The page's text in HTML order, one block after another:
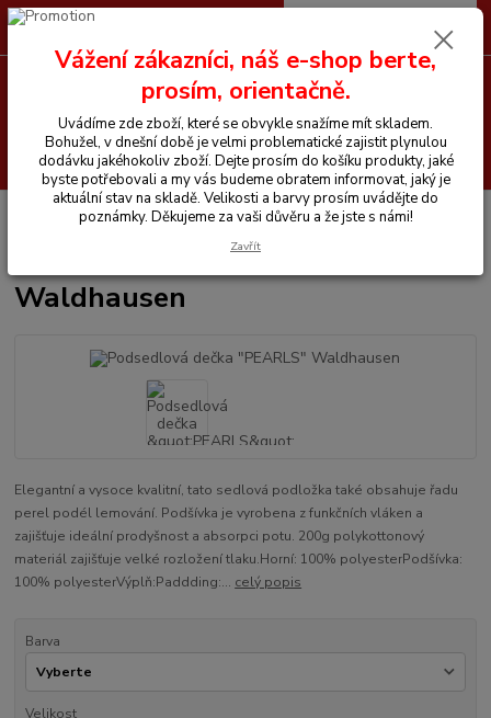
Hledat
+420 605 255 500 0 Kč
Vše pro koně Podsedlová dečka "PEARLS" Waldhausen
Podsedlová dečka "PEARLS"
Waldhausen
Elegantní a vysoce kvalitní, tato sedlová podložka také obsahuje řadu
perel podél lemování. Podšívka je vyrobena z funkčních vláken a
zajišťuje ideální prodyšnost a absorpci potu. 200g polykottonový
materiál zajišťuje velké rozložení tlaku.Horní: 100% polyesterPodšívka:
100% polyesterVýplň:Paddding:... celý popis
Barva
Velikost
Vážení zákazníci, náš e-shop berte,
prosím, orientačně.
Uvádíme zde zboží, které se obvykle snažíme mít skladem.
Bohužel, v dnešní době je velmi problematické zajistit plynulou
dodávku jakéhokoliv zboží. Dejte prosím do košíku produkty, jaké
byste potřebovali a my vás budeme obratem informovat, jaký je
aktuální stav na skladě. Velikosti a barvy prosím uvádějte do
poznámky. Děkujeme za vaši důvěru a že jste s námi!
Zavřít